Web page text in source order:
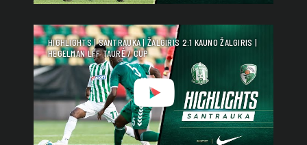
HIGHLIGHTS | SANTRAUKA | ŽALGIRIS 2:1 KAUNO ŽALGIRIS |
HEGELMAN LFF TAURĖ / CUP